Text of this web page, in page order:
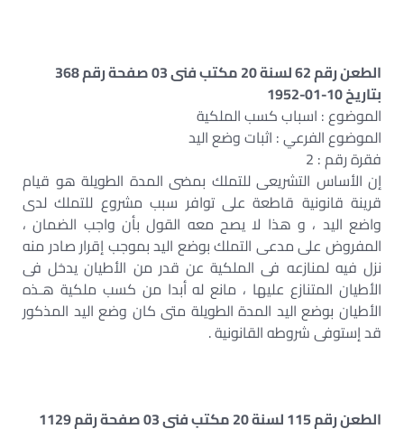
الطعن رقم 62 لسنة 20 مكتب فنى 03 صفحة رقم 368
بتاريخ 10-01-1952
الموضوع : اسباب كسب الملكية
الموضوع الفرعي : اثبات وضع اليد
فقرة رقم : 2
إن الأساس التشريعى للتملك بمضى المدة الطويلة هو قيام
قرينة قانونية قاطعة على توافر سبب مشروع للتملك لدى
واضع اليد ، و هذا لا يصح معه القول بأن واجب الضمان ،
المفروض على مدعى التملك بوضع اليد بموجب إقرار صادر منه
نزل فيه لمنازعه فى الملكية عن قدر من الأطيان يدخل فى
الأطيان المتنازع عليها ، مانع له أبدا من كسب ملكية هـذه
الأطيان بوضع اليد المدة الطويلة متى كان وضع اليد المذكور
قد إستوفى شروطه القانونية .
الطعن رقم 115 لسنة 20 مكتب فنى 03 صفحة رقم 1129